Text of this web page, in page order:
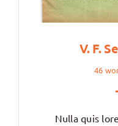
V. F.
46
Nulla quis